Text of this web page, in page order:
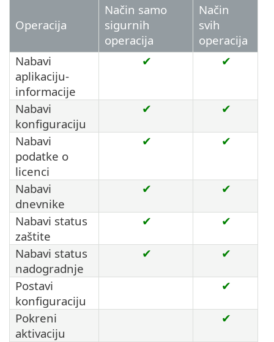
Operacija
Način samo
sigurnih
operacija
Način
svih
operacija
Nabavi
aplikaciju-
informacije
✔ ✔
Nabavi
konfiguraciju
✔ ✔
Nabavi
podatke o
licenci
✔ ✔
Nabavi
dnevnike
✔ ✔
Nabavi status
zaštite
✔ ✔
Nabavi status
nadogradnje
✔ ✔
Postavi
konfiguraciju
✔
Pokreni
aktivaciju
✔